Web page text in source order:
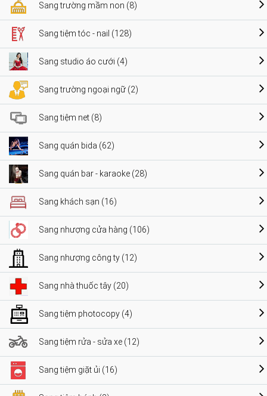
Sang trường mầm non (8)
Sang tiệm tóc - nail (128)
Sang studio áo cưới (4)
Sang trường ngoại ngữ (2)
Sang tiệm net (8)
Sang quán bida (62)
Sang quán bar - karaoke (28)
Sang khách sạn (16)
Sang nhượng cửa hàng (106)
Sang nhượng công ty (12)
Sang nhà thuốc tây (20)
Sang tiệm photocopy (4)
Sang tiệm rửa - sửa xe (12)
Sang tiệm giặt ủi (16)